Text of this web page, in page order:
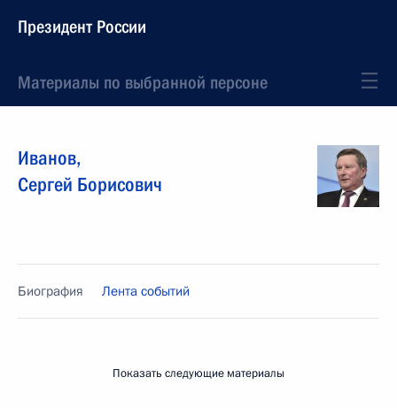
Президент России
Материалы по выбранной персоне
Иванов,
Сергей Борисович
Биография Лента событий
Показать следующие материалы